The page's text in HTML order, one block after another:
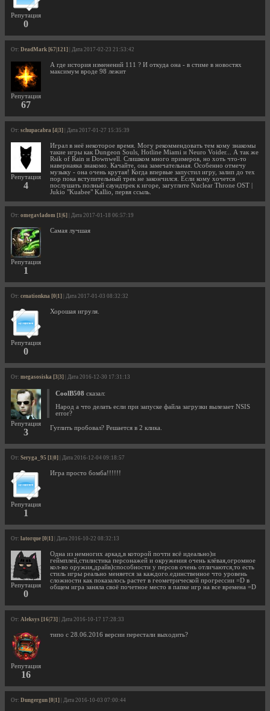
Репутация
0
От: DeadMark [67|121] | Дата 2017-02-23 21:53:42
Репутация
67
А где история изменений 111 ? И откуда она - в стиме в новостях
максимум вроде 98 лежит
От: schupacabra [4|3] | Дата 2017-01-27 15:35:39
Репутация
4
Играл в неё некоторое время. Могу рекоммендовать тем кому знакомы
такие игры как Dungeon Souls, Hotline Miami и Neuro Voider... А так же
Rsik of Rain и Downwell. Слишком много примеров, но хоть что-то
навернаяка знакомо. Качайте, она замечательная. Особенно отмечу
музыку - она очень крутая! Когда впервые запустил игру, залип до тех
пор пока вступительный трек не закончился. Если кому хочется
послушать полный саундтрек к игоре, загуглите Nuclear Throne OST |
Jukio "Kuabee" Kallio, первя ссыль.
От: omegavladom [1|6] | Дата 2017-01-18 06:57:19
Репутация
1
Самая лучшая
От: cenationkna [0|1] | Дата 2017-01-03 08:32:32
Репутация
0
Хорошая игруля.
От: megasosiska [3|3] | Дата 2016-12-30 17:31:13
Репутация
3
CoolB508 сказал:
Народ а что делать если при запуске файла загрузки вылезает NSIS
error?
Гуглить пробовал? Решается в 2 клика.
От: Seryga_95 [1|0] | Дата 2016-12-04 09:18:57
Репутация
1
Игра просто бомба!!!!!!
От: latorque [0|1] | Дата 2016-10-22 08:32:13
Репутация
0
Одна из немногих аркад,в которой почти всё идеально)и
геймплей,стилистика персонажей и окружения очень клёвая,огромное
кол-во оружия,драйв)способности у персов очень отличаются,то есть
стиль игры реально меняется за каждого.единственное что уровень
сложности как показалось растет в геометрической прогрессии =D в
общем игра заняла своё почетное место в папке игр на все времена =D
От: Aleksys [16|73] | Дата 2016-10-17 17:28:33
Репутация
16
типо с 28.06.2016 версии перестали выходить?
От: Dungergun [0|1] | Дата 2016-10-03 07:00:44